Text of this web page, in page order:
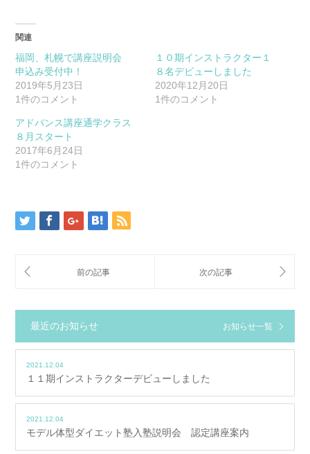
関連
福岡、札幌で講座説明会
申込み受付中！
2019年5月23日
1件のコメント
１０期インストラクター１
８名デビューしました
2020年12月20日
1件のコメント
アドバンス講座通学クラス
８月スタート
2017年6月24日
1件のコメント
最近のお知らせ お知らせ一覧
2021.12.04
１１期インストラクターデビューしました
2021.12.04
モデル体型ダイエット塾入塾説明会 認定講座案内